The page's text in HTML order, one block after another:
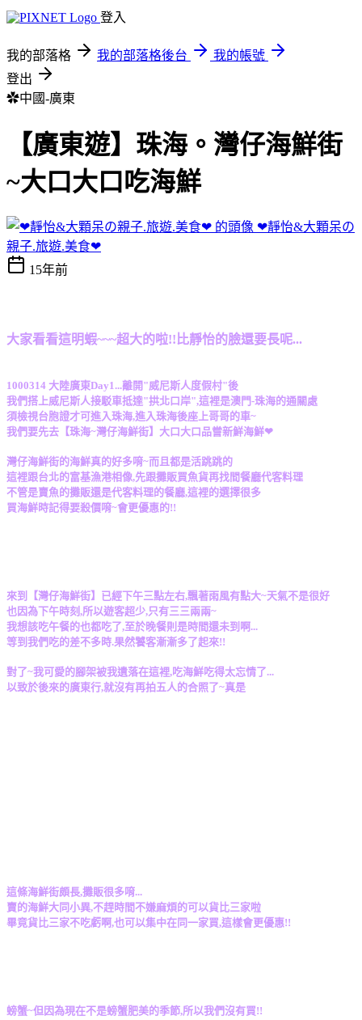
登入
我的部落格 我的部落格後台
我的帳號
登出
✿中國-廣東
【廣東遊】珠海。灣仔海鮮街
~大口大口吃海鮮
❤靜怡&大顆呆の
親子.旅遊.美食❤
15年前
大家看看這明蝦~~~超大的啦!!比靜怡的臉還要長呢...
1000314 大陸廣東Day1...離開"威尼斯人度假村"後
我們搭上威尼斯人接駁車抵達"拱北口岸",這裡是澳門-珠海的通關處
須檢視台胞證才可進入珠海,進入珠海後座上哥哥的車~
我們要先去【珠海~灣仔海鮮街】大口大口品嘗新鮮海鮮❤
灣仔海鮮街的海鮮真的好多唷~而且都是活跳跳的
這裡跟台北的富基漁港相像,先跟攤販買魚貨再找間餐廳代客料理
不管是賣魚的攤販還是代客料理的餐廳,這裡的選擇很多
買海鮮時記得要殺價唷~會更優惠的!!
來到【灣仔海鮮街】已經下午三點左右,飄著雨風有點大~天氣不是很好
也因為下午時刻,所以遊客超少,只有三三兩兩~
我想該吃午餐的也都吃了,至於晚餐則是時間還未到啊...
等到我們吃的差不多時.果然饕客漸漸多了起來!!
對了~我可愛的腳架被我遺落在這裡,吃海鮮吃得太忘情了...
以致於後來的廣東行,就沒有再拍五人的合照了~真是
這條海鮮街頗長,攤販很多唷...
賣的海鮮大同小異,不趕時間不嫌麻煩的可以貨比三家啦
畢竟貨比三家不吃虧啊,也可以集中在同一家買,這樣會更優惠!!
螃蟹~但因為現在不是螃蟹肥美的季節,所以我們沒有買!!